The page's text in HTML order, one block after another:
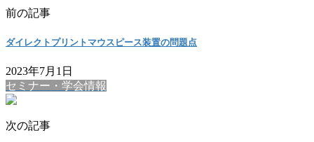
前の記事
ダイレクトプリントマウスピース装置の問題点
2023年7月1日
セミナー・学会情報
次の記事